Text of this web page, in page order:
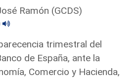
Ramón (GCDS)
trimestral del
de España, ante la
Comercio y Hacienda,